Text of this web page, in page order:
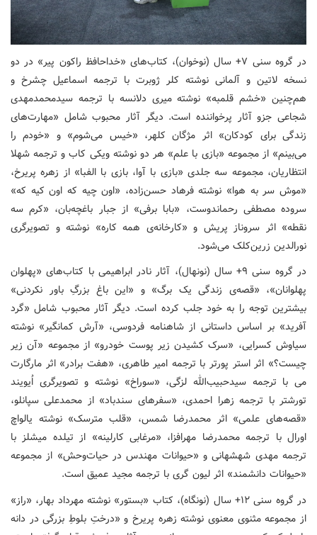
در گروه سنی ۷+ سال (نوخوان)، کتاب‌های «خداحافظ راکون پیر» در دو
نسخه لاتین و آلمانی نوشته کلر ژوبرت با ترجمه اسماعیل چشرخ و
هم‌چنین «خشم قلمبه» نوشته میری دلانسه با ترجمه سیدمحمدمهدی
شجاعی جزو آثار پرخواننده است. دیگر آثار محبوب شامل «مهارت‌های
زندگی برای کودکان» اثر مژگان کلهر، «خیس می‌شوم» و «خودم را
می‌بینم» از مجموعه «بازی با علم» هر دو نوشته ویکی کاب و ترجمه شهلا
انتظاریان، مجموعه سه جلدی «بازی با آوا، بازی با الفبا» از زهره پریرخ،
«موش سر به هوا» نوشته فرهاد حسن‌زاده، «اون چیه که اون کیه که»
سروده مصطفی رحماندوست، «بابا برفی» از جبار باغچه‌بان، «کرم سه
نقطه» اثر سروناز پریش و «کارخانه‌ی همه کاره» نوشته و تصویرگری
نورالدین زرین‌کلک می‌شود.
در گروه سنی ۹+ سال (نونهال)، آثار نادر ابراهیمی با کتاب‌های «پهلوان
پهلوانان»، «قصه‌ی زندگی یک برگ» و «این باغ بزرگِ باور نکردنی»
بیشترین توجه را به خود جلب کرده‌ است. دیگر آثار محبوب شامل «گرد
آفرید» بر اساس داستانی از شاهنامه فردوسی، «آرش کمانگیر» نوشته
سیاوش کسرایی، «سرک کشیدن زیر پوست خودرو» از مجموعه «آن زیر
چیست؟» اثر استر پورتر با ترجمه امیر طاهری، «هفت برادر» اثر مارگارت
می با ترجمه سیدحبیب‌الله لزگی، «سوراخ» نوشته و تصویرگری اُیویند
تورشتر با ترجمه زهرا احمدی، «سفرهای سندباد» از محمدعلی سپانلو،
«قصه‌های علمی» اثر محمدرضا شمس، «قلب مترسک» نوشته یالواچ
اورال با ترجمه محمدرضا مهرافزا، «مرغابی کارلینه» از تیلده میشلز با
ترجمه مهدی شهشهانی و «حیوانات مهندس در حیات‌وحش» از مجموعه
«حیوانات دانشمند» اثر لیون گری با ترجمه مجید عمیق است.
در گروه سنی ۱۲+ سال (نونگاه)، کتاب «بستور» نوشته مهرداد بهار، «راز»
از مجموعه مثنوی معنوی نوشته زهره پریرخ و «درختِ بلوطِ بزرگی در دانه